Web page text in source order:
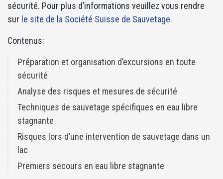
sécurité. Pour plus d’informations veuillez vous rendre
sur le site de la Société Suisse de Sauvetage.
Contenus:
Préparation et organisation d’excursions en toute
sécurité
Analyse des risques et mesures de sécurité
Techniques de sauvetage spécifiques en eau libre
stagnante
Risques lors d’une intervention de sauvetage dans un
lac
Premiers secours en eau libre stagnante